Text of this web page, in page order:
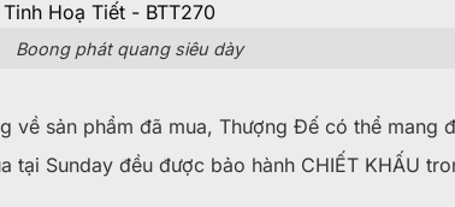
Boong phát quang siêu dày
về sản phẩm đã mua, Thượng Đế có thể mang
tại Sunday đều được bảo hành CHIẾT KHẤU